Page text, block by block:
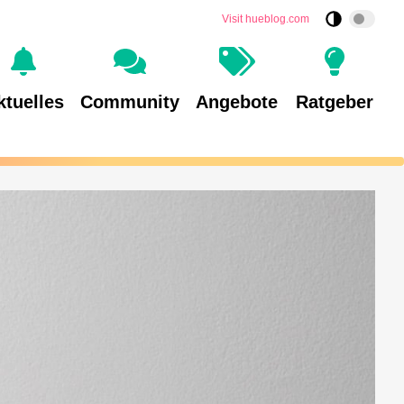
Visit hueblog.com
Community Angebote Ratgeber